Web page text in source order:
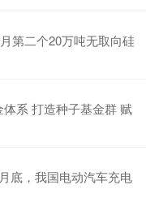
第二个20万吨无取向硅
系 打造种子基金群 赋
底，我国电动汽车充电